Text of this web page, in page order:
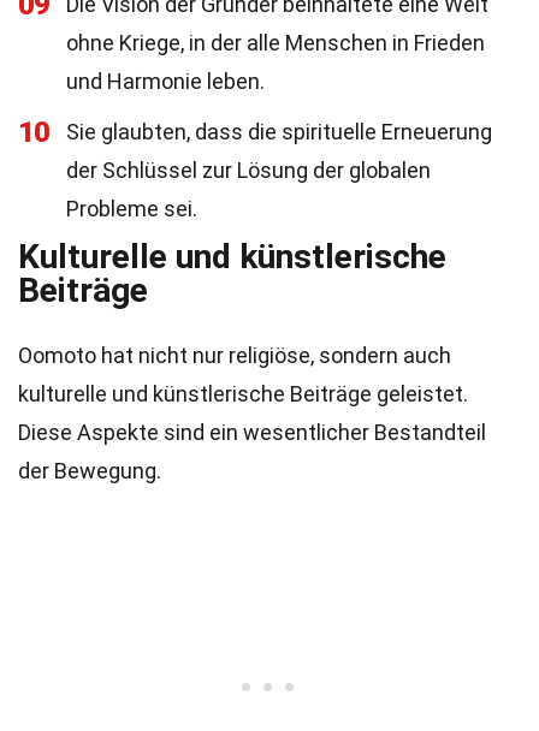
ohne Kriege, in der alle Menschen in Frieden
und Harmonie leben.
10
Sie glaubten, dass die spirituelle Erneuerung
der Schlüssel zur Lösung der globalen
Probleme sei.
Kulturelle und künstlerische
Beiträge
Oomoto hat nicht nur religiöse, sondern auch
kulturelle und künstlerische Beiträge geleistet.
Diese Aspekte sind ein wesentlicher Bestandteil
der Bewegung.